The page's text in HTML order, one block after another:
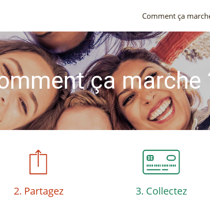
Comment ça
ça marche
2. Partagez 3. Collectez